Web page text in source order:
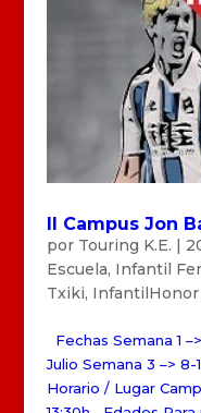
II Campus Jon
por Touring K.E.
Escuela, Infantil
Txiki,
Fechas Semana 1
Julio Semana 3 –> 8-
Horario / Lugar